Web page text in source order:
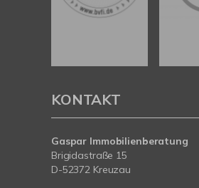
KONTAKT
Gaspar Immobilienberatung
Brigidastraße 15
D-52372 Kreuzau